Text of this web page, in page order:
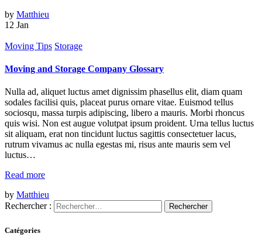
by Matthieu
12 Jan
Moving Tips Storage
Moving and Storage Company Glossary
Nulla ad, aliquet luctus amet dignissim phasellus elit, diam quam
sodales facilisi quis, placeat purus ornare vitae. Euismod tellus
sociosqu, massa turpis adipiscing, libero a mauris. Morbi rhoncus
quis wisi. Non est augue volutpat ipsum proident. Urna tellus luctus
sit aliquam, erat non tincidunt luctus sagittis consectetuer lacus,
rutrum vivamus ac nulla egestas mi, risus ante mauris sem vel
luctus…
Read more
by Matthieu
Rechercher :
Catégories